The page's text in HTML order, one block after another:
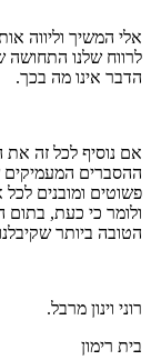
אלי המשיך וליווה
לרווח שלנו התחושה
הדבר אינו מה בכך.
אם נוסיף לכל זה את
ההסברים המעמיקים
פשוטים ומובנים
ולומר כי כעת,
הטובה ביותר
רוני וינון מרבל.
בית רימון